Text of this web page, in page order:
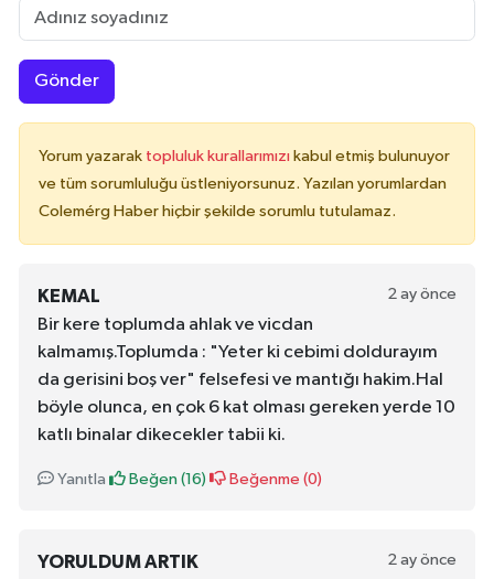
Gönder
Yorum yazarak topluluk kurallarımızı kabul etmiş bulunuyor
ve tüm sorumluluğu üstleniyorsunuz. Yazılan yorumlardan
Colemérg Haber hiçbir şekilde sorumlu tutulamaz.
KEMAL 2 ay önce
Bir kere toplumda ahlak ve vicdan
kalmamış.Toplumda : "Yeter ki cebimi doldurayım
da gerisini boş ver" felsefesi ve mantığı hakim.Hal
böyle olunca, en çok 6 kat olması gereken yerde 10
katlı binalar dikecekler tabii ki.
Yanıtla Beğen (16) Beğenme (0)
YORULDUM ARTIK 2 ay önce